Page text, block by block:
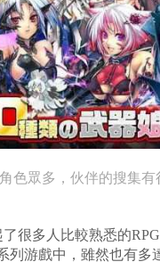
色眾多，伙伴的搜集有
很多人比較熟悉的
列游戲中，雖然也有多